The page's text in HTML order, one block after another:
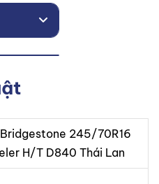
245/70R16
H/T D840 Thái Lan